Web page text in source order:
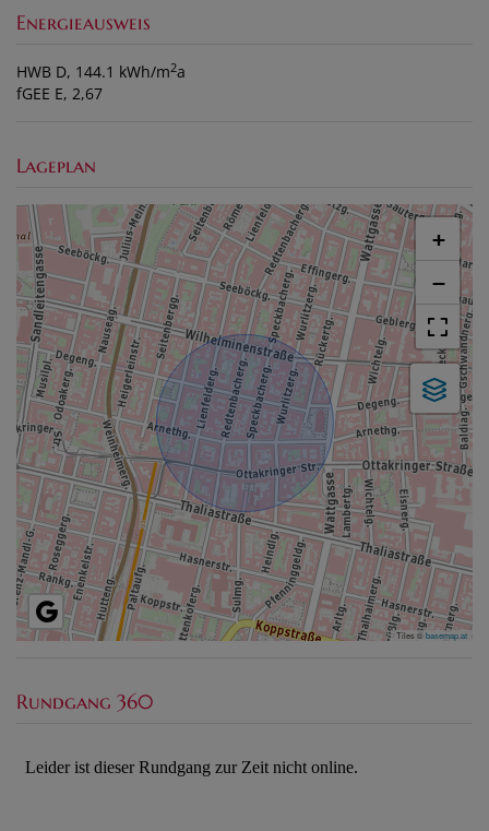
Energieausweis
HWB D, 144.1 kWh/m2a
fGEE E, 2,67
Lageplan
+
−
Tiles ©basemap.at
Rundgang 360